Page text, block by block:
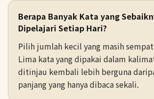
Berapa Banyak Kata yang
Dipelajari Setiap Hari?
Pilih jumlah kecil yang masih
Lima kata yang dipakai dalam
ditinjau kembali lebih berguna
panjang yang hanya dibaca sekali.